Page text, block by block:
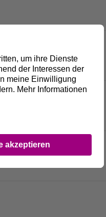
oder als
und Betrieb der